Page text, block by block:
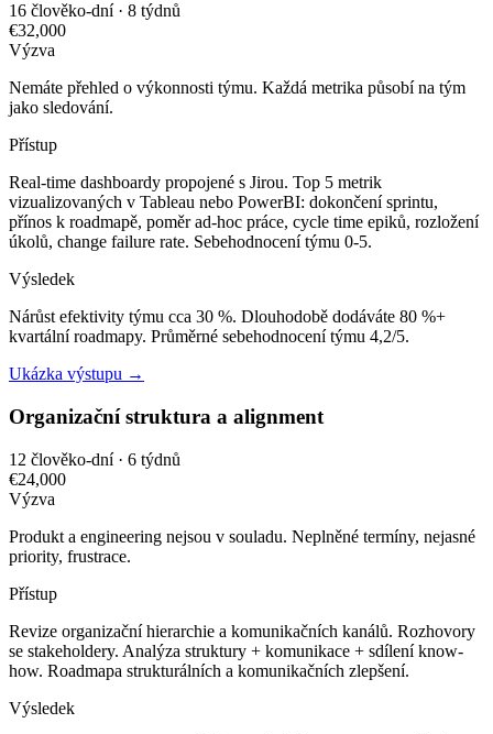
16 člověko-dní · 8 týdnů
€32,000
Výzva
Nemáte přehled o výkonnosti týmu. Každá metrika působí na tým
jako sledování.
Přístup
Real-time dashboardy propojené s Jirou. Top 5 metrik
vizualizovaných v Tableau nebo PowerBI: dokončení sprintu,
přínos k roadmapě, poměr ad-hoc práce, cycle time epiků, rozložení
úkolů, change failure rate. Sebehodnocení týmu 0-5.
Výsledek
Nárůst efektivity týmu cca 30 %. Dlouhodobě dodáváte 80 %+
kvartální roadmapy. Průměrné sebehodnocení týmu 4,2/5.
Ukázka výstupu →
Organizační struktura a alignment
12 člověko-dní · 6 týdnů
€24,000
Výzva
Produkt a engineering nejsou v souladu. Neplněné termíny, nejasné
priority, frustrace.
Přístup
Revize organizační hierarchie a komunikačních kanálů. Rozhovory
se stakeholdery. Analýza struktury + komunikace + sdílení know-
how. Roadmapa strukturálních a komunikačních zlepšení.
Výsledek